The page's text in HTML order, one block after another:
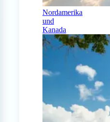
Nordamerika
und
Kanada